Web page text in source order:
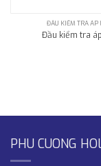
ĐẦU KIỂM TRA ÁP
Đầu kiểm tra
PHU CUONG